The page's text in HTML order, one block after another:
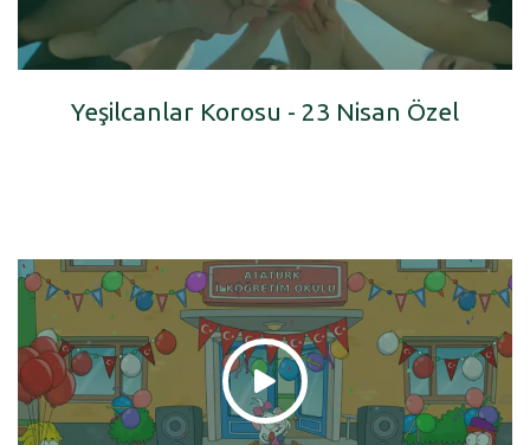
Yeşilcanlar Korosu - 23 Nisan Özel